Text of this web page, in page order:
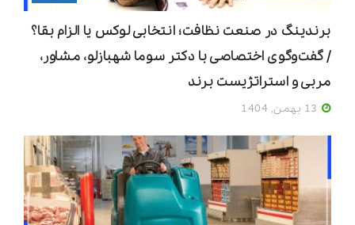
برندینگ در صنعت نظافت؛ انتخابی لوکس یا الزام بقا؟
/ گفت‌وگوی اختصاصی با دکتر سوما شهبازلو، مشاور،
مربی و استراتژیست برند